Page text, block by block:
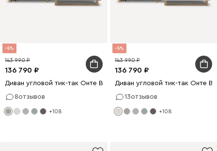
5
136 790
143 990
Диван угловой тик-так Онте Bucle Beige
8отзывов
+108
5
136 790
143 990
Диван угловой тик-так Онте
13отзывов
+108